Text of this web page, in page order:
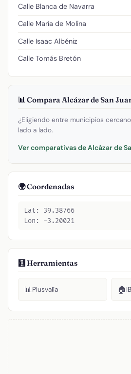
Calle Blanca de Navarra
Calle María de Molina
Calle Isaac Albéniz
Calle Tomás Bretón
📊 Compara Alcázar de San
¿Eligiendo entre municipios
lado a lado.
Ver comparativas de Alcázar de
🌍 Coordenadas
Lat: 39.38766
Lon: -3.20021
🧮 Herramientas
📊Plusvalía 🏠